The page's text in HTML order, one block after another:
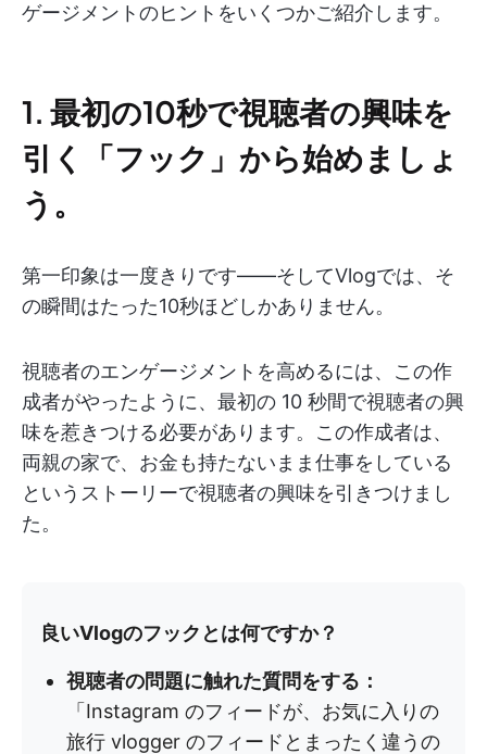
ゲージメントのヒントをいくつかご紹介します。
1. 最初の10秒で視聴者の興味を
引く「フック」から始めましょ
う。
第一印象は一度きりです——そしてVlogでは、そ
の瞬間はたった10秒ほどしかありません。
視聴者のエンゲージメントを高めるには、この作
成者がやったように、最初の 10 秒間で視聴者の興
味を惹きつける必要があります。この作成者は、
両親の家で、お金も持たないまま仕事をしている
というストーリーで視聴者の興味を引きつけまし
た。
良いVlogのフックとは何ですか？
視聴者の問題に触れた質問をする：
「Instagram のフィードが、お気に入りの
旅行 vlogger のフィードとまったく違うの